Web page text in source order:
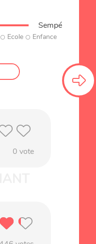
Sempé
Ecole Enfance
0 vote